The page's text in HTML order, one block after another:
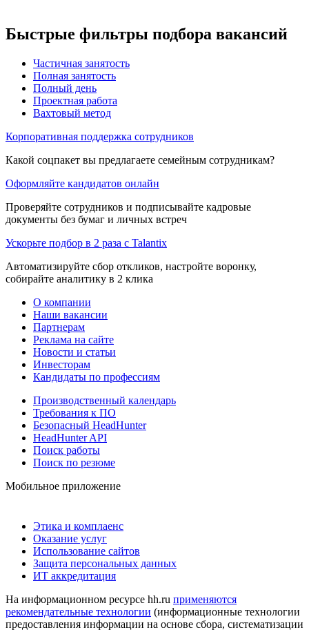
Быстрые фильтры подбора вакансий
Частичная занятость
Полная занятость
Полный день
Проектная работа
Вахтовый метод
Корпоративная поддержка сотрудников
Какой соцпакет вы предлагаете семейным сотрудникам?
Оформляйте кандидатов онлайн
Проверяйте сотрудников и подписывайте кадровые
документы без бумаг и личных встреч
Ускорьте подбор в 2 раза с Talantix
Автоматизируйте сбор откликов, настройте воронку,
собирайте аналитику в 2 клика
О компании
Наши вакансии
Партнерам
Реклама на сайте
Новости и статьи
Инвесторам
Кандидаты по профессиям
Производственный календарь
Требования к ПО
Безопасный HeadHunter
HeadHunter API
Поиск работы
Поиск по резюме
Мобильное приложение
Этика и комплаенс
Оказание услуг
Использование сайтов
Защита персональных данных
ИТ аккредитация
На информационном ресурсе hh.ru применяются
рекомендательные технологии (информационные технологии
предоставления информации на основе сбора, систематизации